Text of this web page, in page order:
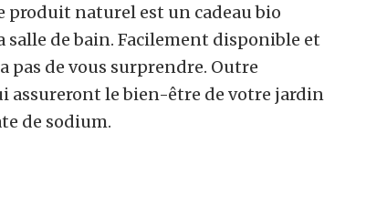
produit naturel est un cadeau bio
de bain. Facilement disponible et
pas de vous surprendre. Outre
assureront le bien-être de votre jardin
de sodium.